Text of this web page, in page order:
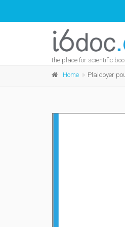
the place for scientific
Home Plaidoyer pour des universités